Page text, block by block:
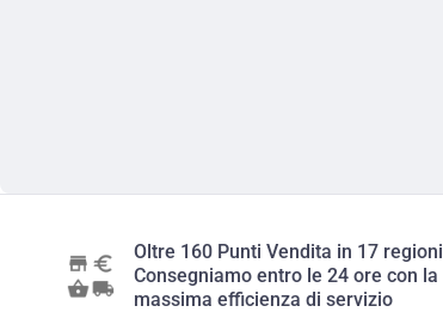
Oltre 160 Punti Vendita in 17 regioni
Consegniamo entro le 24 ore con la
massima efficienza di servizio